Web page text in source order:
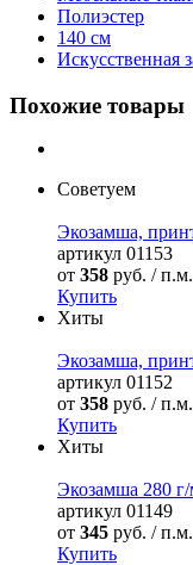
Полиэстер
140 см
Искусственная
Похожие товары
Советуем
Экозамша,
артикул 01153
от 358 руб. / п.м.
Купить
Хиты
Экозамша,
артикул 01152
от 358 руб. / п.м.
Купить
Хиты
Экозамша 280
артикул 01149
от 345 руб. / п.м.
Купить